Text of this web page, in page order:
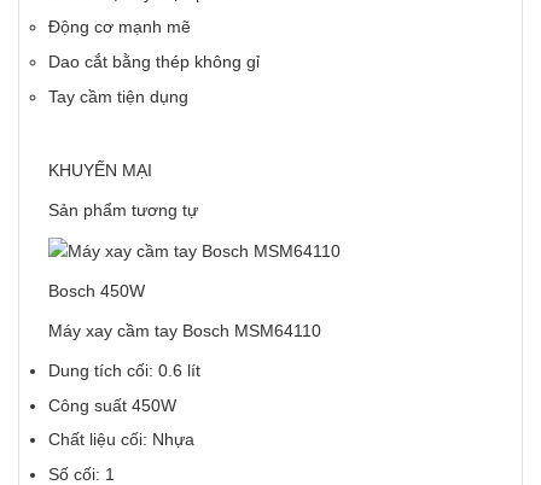
Động cơ mạnh mẽ
Dao cắt bằng thép không gỉ
Tay cầm tiện dụng
KHUYẾN MẠI
Sản phẩm tương tự
Bosch 450W
Máy xay cầm tay Bosch MSM64110
Dung tích cối: 0.6 lít
Công suất 450W
Chất liệu cối: Nhựa
Số cối: 1